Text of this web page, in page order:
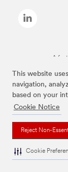
This website
navigation,
based on your
Cookie Notice
Reject Non-
Cookie
A